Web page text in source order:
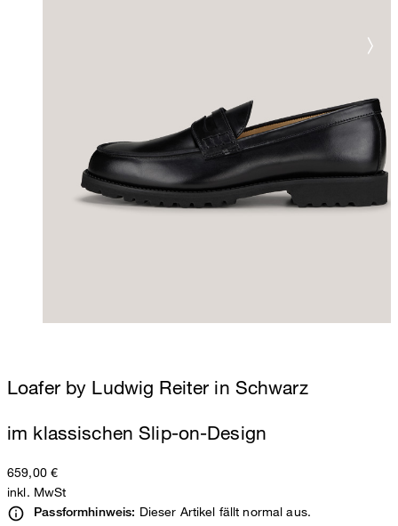
Loafer by Ludwig Reiter in Schwarz
im klassischen Slip-on-Design
659,00 €
inkl. MwSt
Passformhinweis: Dieser Artikel fällt normal aus.